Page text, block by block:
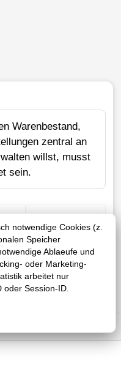
notwendige Cookies (z.
Speicher
Ablaeufe und
oder Marketing-
arbeitet nur
Session-ID.
Warenbestand,
zentral an
willst, musst
sein.
Sticker erstellen